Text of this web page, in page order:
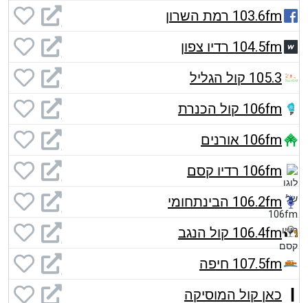
103.6fm רמת השרון
104.5fm רדיו צפון
105.3 קול הגליל
106fm קול הכנרת
106fm אורנים
106fm רדיו קסם
106.2fm הבינתחומי
106.4fm קול הנגב
107.5fm חיפה
כאן קול המוסיקה